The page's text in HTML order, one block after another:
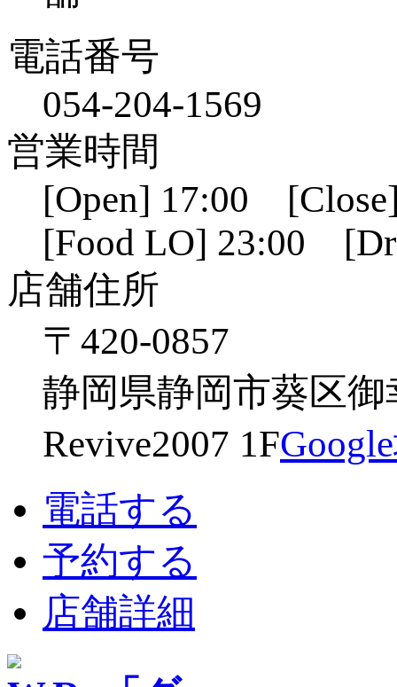
電話番号
054-204-1569
営業時間
[Open] 17:00
[Food LO] 23:00
店舗住所
〒420-0857
静岡県静岡市葵区御
Revive2007 1F
電話する
予約する
店舗詳細